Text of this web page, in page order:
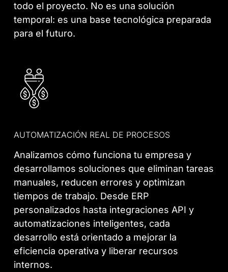
todo el proyecto. No es una solución
temporal: es una base tecnológica preparada
para el futuro.
AUTOMATIZACIÓN REAL DE PROCESOS
Analizamos cómo funciona tu empresa y
desarrollamos soluciones que eliminan tareas
manuales, reducen errores y optimizan
tiempos de trabajo. Desde ERP
personalizados hasta integraciones API y
automatizaciones inteligentes, cada
desarrollo está orientado a mejorar la
eficiencia operativa y liberar recursos
internos.